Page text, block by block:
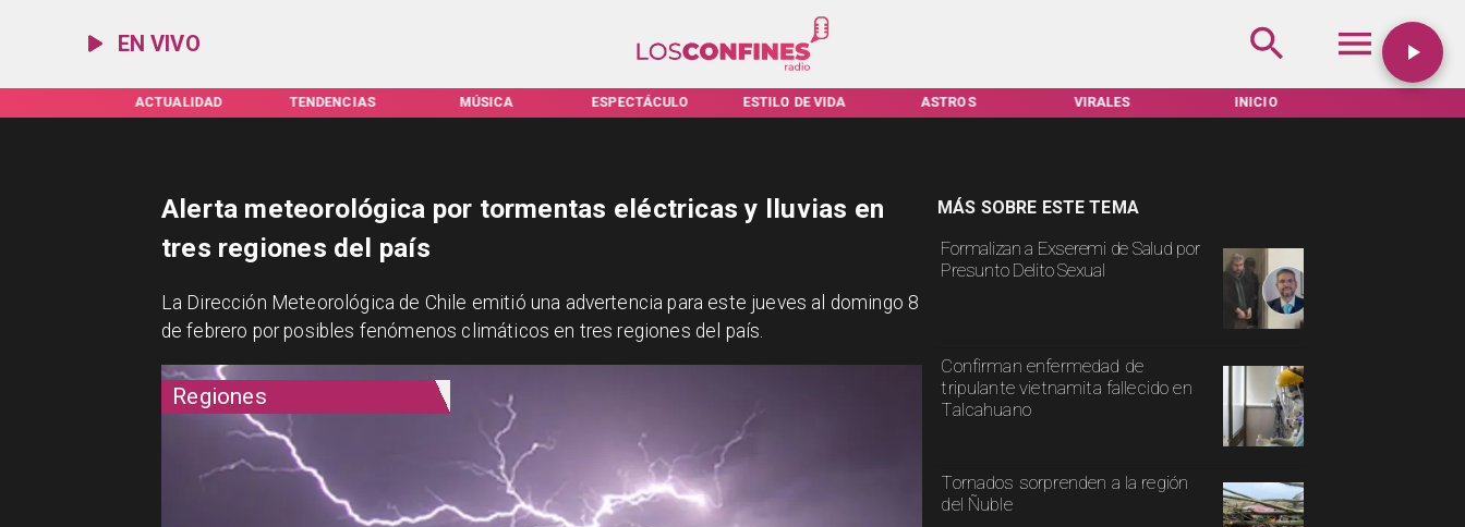
EN VIVO
ACTUALIDAD TENDENCIAS MÚSICA ESPECTÁCULO ESTILO DE VIDA ASTROS VIRALES INICIO
Regiones
Formalizan a Exseremi de Salud por
Presunto Delito Sexual
Confirman enfermedad de
tripulante vietnamita fallecido en
Talcahuano
Tornados sorprenden a la región
del Ñuble
MÁS SOBRE ESTE TEMA
Alerta meteorológica por tormentas eléctricas y lluvias en
tres regiones del país
La Dirección Meteorológica de Chile emitió una advertencia para este jueves al domingo 8
de febrero por posibles fenómenos climáticos en tres regiones del país.